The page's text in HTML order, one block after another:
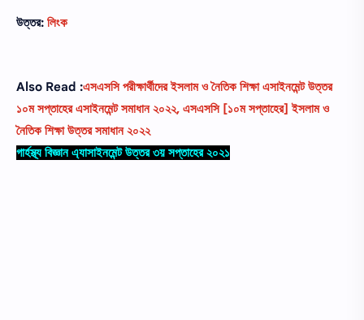
উত্তর: লিংক
Also Read :এসএসসি পরীক্ষার্থীদের ইসলাম ও নৈতিক শিক্ষা এসাইনমেন্ট উত্তর
১০ম সপ্তাহের এসাইনমেন্ট সমাধান ২০২২, এসএসসি [১০ম সপ্তাহের] ইসলাম ও
নৈতিক শিক্ষা উত্তর সমাধান ২০২২
গার্হস্থ্য বিজ্ঞান এ্যাসাইনমেন্ট উত্তর ৩য় সপ্তাহের ২০২১